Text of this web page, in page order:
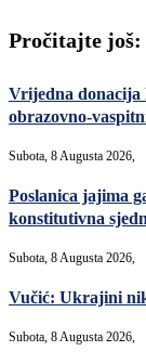
Pročitajte još:
Vrijedna donacija
obrazovno-
Subota, 8 Augusta 2026,
Poslanica jajima
konstitutivna
Subota, 8 Augusta 2026,
Vučić: Ukrajini
Subota, 8 Augusta 2026,